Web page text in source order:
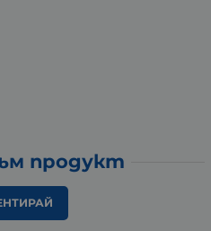
продукт